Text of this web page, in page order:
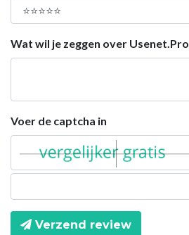
Wat wil je zeggen over Usenet.Pro
Voer de captcha in
Verzend review